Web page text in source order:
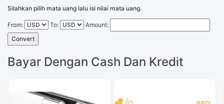
Silahkan pilih mata uang lalu isi nilai mata uang.
From: To:
Amount:
Convert
Bayar Dengan Cash Dan Kredit